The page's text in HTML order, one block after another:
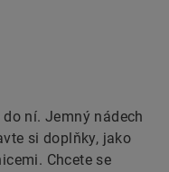
ní. Jemný nádech
si doplňky, jako
Chcete se